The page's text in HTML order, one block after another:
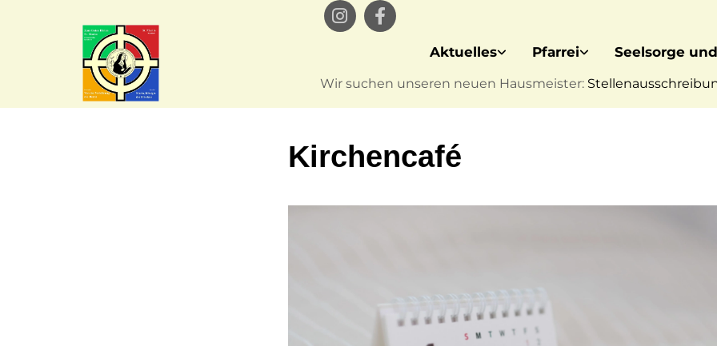
Aktuelles Pfarrei Seelsorge
Wir suchen unseren neuen Hausmeister:
Kirchencafé